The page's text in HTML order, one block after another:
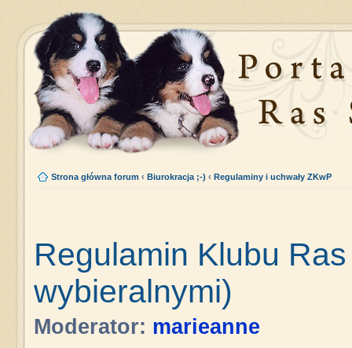
Strona główna forum ‹ Biurokracja ;-) ‹ Regulaminy i uchwały ZKwP
Regulamin Klubu
wybieralnymi)
Moderator: marieanne